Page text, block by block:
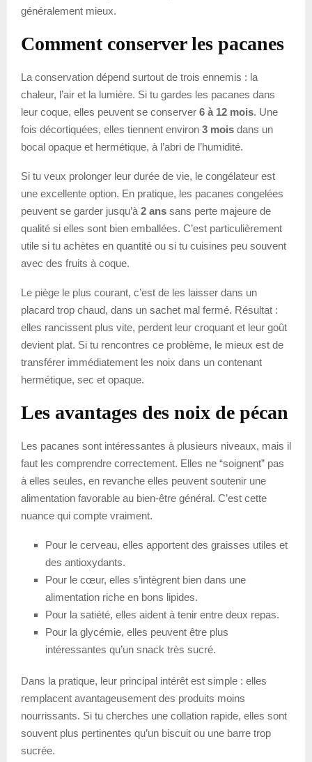
généralement mieux.
Comment conserver les pacanes
La conservation dépend surtout de trois ennemis : la
chaleur, l’air et la lumière. Si tu gardes les pacanes dans
leur coque, elles peuvent se conserver 6 à 12 mois. Une
fois décortiquées, elles tiennent environ 3 mois dans un
bocal opaque et hermétique, à l’abri de l’humidité.
Si tu veux prolonger leur durée de vie, le congélateur est
une excellente option. En pratique, les pacanes congelées
peuvent se garder jusqu’à 2 ans sans perte majeure de
qualité si elles sont bien emballées. C’est particulièrement
utile si tu achètes en quantité ou si tu cuisines peu souvent
avec des fruits à coque.
Le piège le plus courant, c’est de les laisser dans un
placard trop chaud, dans un sachet mal fermé. Résultat :
elles rancissent plus vite, perdent leur croquant et leur goût
devient plat. Si tu rencontres ce problème, le mieux est de
transférer immédiatement les noix dans un contenant
hermétique, sec et opaque.
Les avantages des noix de pécan
Les pacanes sont intéressantes à plusieurs niveaux, mais il
faut les comprendre correctement. Elles ne “soignent” pas
à elles seules, en revanche elles peuvent soutenir une
alimentation favorable au bien-être général. C’est cette
nuance qui compte vraiment.
Pour le cerveau, elles apportent des graisses utiles et
des antioxydants.
Pour le cœur, elles s’intègrent bien dans une
alimentation riche en bons lipides.
Pour la satiété, elles aident à tenir entre deux repas.
Pour la glycémie, elles peuvent être plus
intéressantes qu’un snack très sucré.
Dans la pratique, leur principal intérêt est simple : elles
remplacent avantageusement des produits moins
nourrissants. Si tu cherches une collation rapide, elles sont
souvent plus pertinentes qu’un biscuit ou une barre trop
sucrée.